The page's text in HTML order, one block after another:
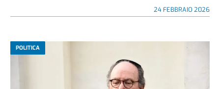
24 FEBBRAIO 2026
POLITICA